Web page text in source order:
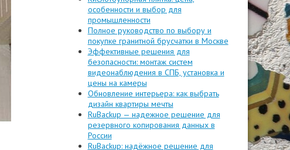
особенности и выбор для
промышленности
Полное руководство по выбору и
покупке гранитной брусчатки в Москве
Эффективные решения для
безопасности: монтаж систем
видеонаблюдения в СПБ, установка и
цены на камеры
Обновление интерьера: как выбрать
дизайн квартиры мечты
RuBackup — надежное решение для
резервного копирования данных в
России
RuBackup: надёжное решение для